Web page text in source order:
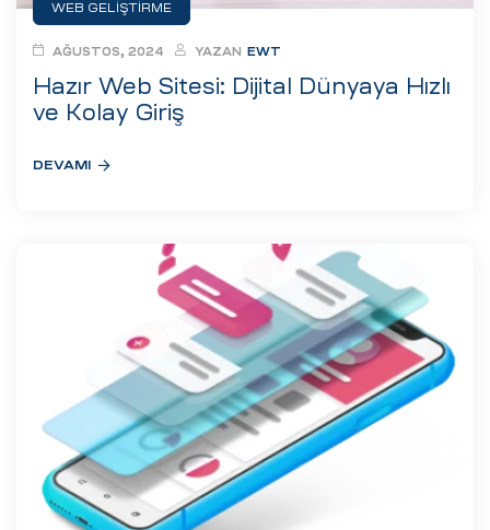
WEB GELIŞTIRME
Hazır Web Sitesi: Dijital Dünyaya Hızlı
ve Kolay Giriş
AĞUSTOS, 2024 YAZAN EWT
DEVAMI